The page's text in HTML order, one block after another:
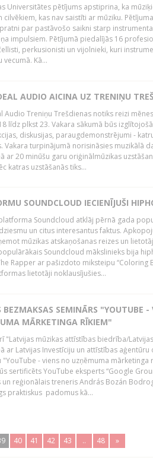
Universitātes pētījums apstiprina, ka
cilvēkiem, kas nav saistīti ar mūziku.
par pastāvošo saikni starp
impulsiem. Pētījumā piedalījās 16
perkusionisti un vijolnieki, kuri
vecumā. Kā...
AUDIO AICINA UZ TRENIŅU
Audio Treniņu Trešdienas notiks reizi
līdz plkst 23. Vakara sākumā būs
diskusijas, paraugdemonstrējumi -
Vakara turpinājumā norisināsies muzikālā
ar 20 minūšu garu oriģinālmūzikas
katras uzstāšanās tiks...
SOUNDCLOUD IECIENĪJUŠI
Soundcloud atklāj pērnā gada
un citus interesantus faktus.
mūzikas atskaņošanas reizes un
Soundcloud mākslinieks bija
Rapper ar pašizdoto miksteipu “Coloring
lietotāji noklausījušies...
BEZMAKSAS SEMINĀRS "YOUTUBE -
MĀRKETINGA RĪKIEM"
"Latvijas mūzikas attīstības biedrība/
ar Latvijas Investīciju un attīstības aģentūru
"YouTube - viens no uzņēmuma mārketinga
sertificēts YouTube eksperts “Google
reģionālais treneris András Bozán
praktiskus padomus kā...
40 41 42 43 .. 48 »